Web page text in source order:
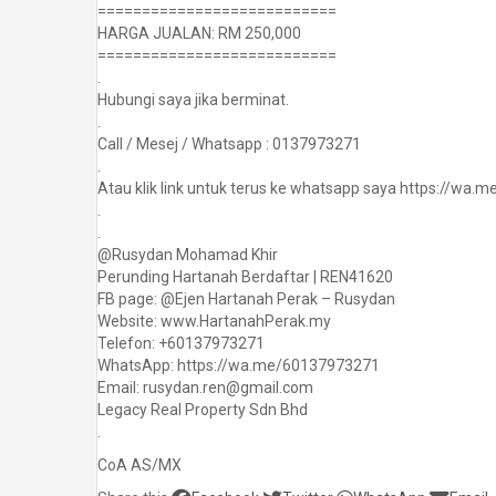
===========================
HARGA JUALAN: RM 250,000
===========================
.
Hubungi saya jika berminat.
.
Call / Mesej / Whatsapp : 0137973271
.
Atau klik link untuk terus ke whatsapp saya https://
.
.
@Rusydan Mohamad Khir
Perunding Hartanah Berdaftar | REN41620
FB page: @Ejen Hartanah Perak – Rusydan
Website: www.HartanahPerak.my
Telefon: +60137973271
WhatsApp: https://wa.me/60137973271
Email: rusydan.ren@gmail.com
Legacy Real Property Sdn Bhd
.
CoA AS/MX